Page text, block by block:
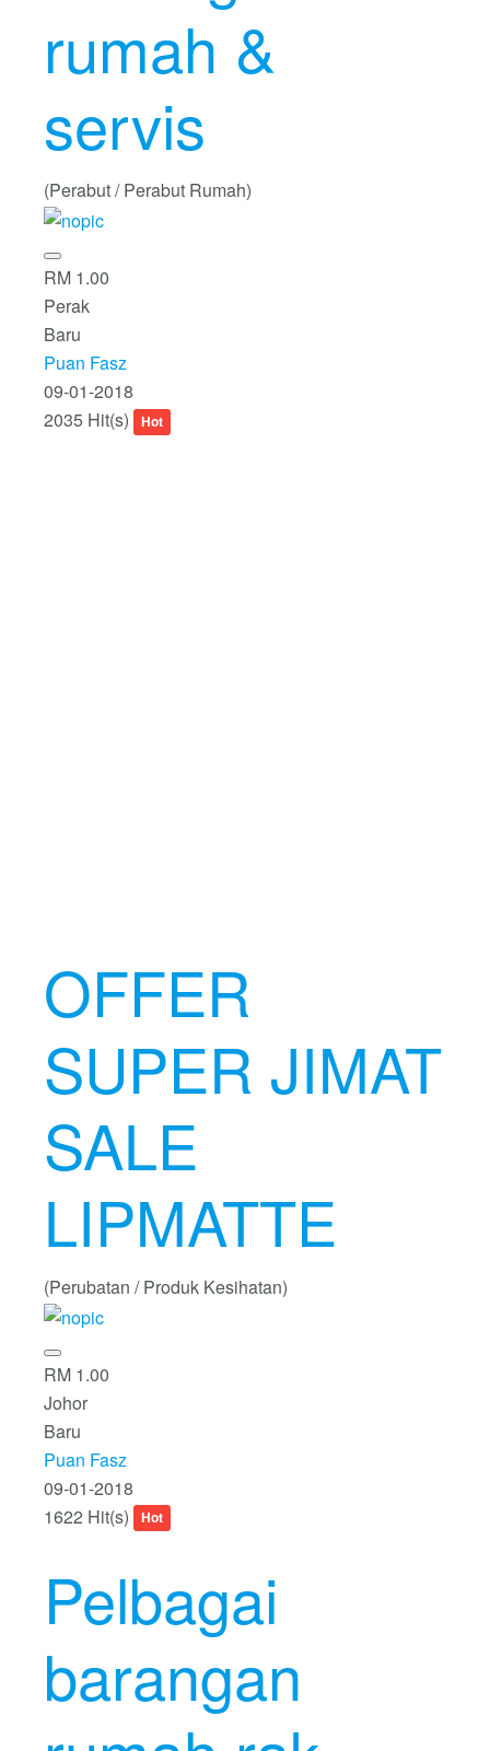
rumah &
servis
(Perabut / Perabut Rumah)
RM 1.00
Perak
Baru
Puan Fasz
09-01-2018
2035 Hit(s)
Hot
OFFER
SUPER JIMAT
SALE
LIPMATTE
(Perubatan / Produk Kesihatan)
RM 1.00
Johor
Baru
Puan Fasz
09-01-2018
1622 Hit(s)
Hot
Pelbagai
barangan